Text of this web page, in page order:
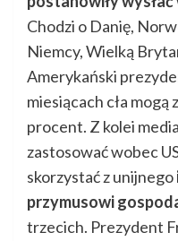
Chodzi o Danię,
Niemcy, Wielką
Amerykański
miesiącach cła
procent. Z kolei
zastosować wobec
skorzystać z unijnego
przymusowi
trzecich. Prezydent